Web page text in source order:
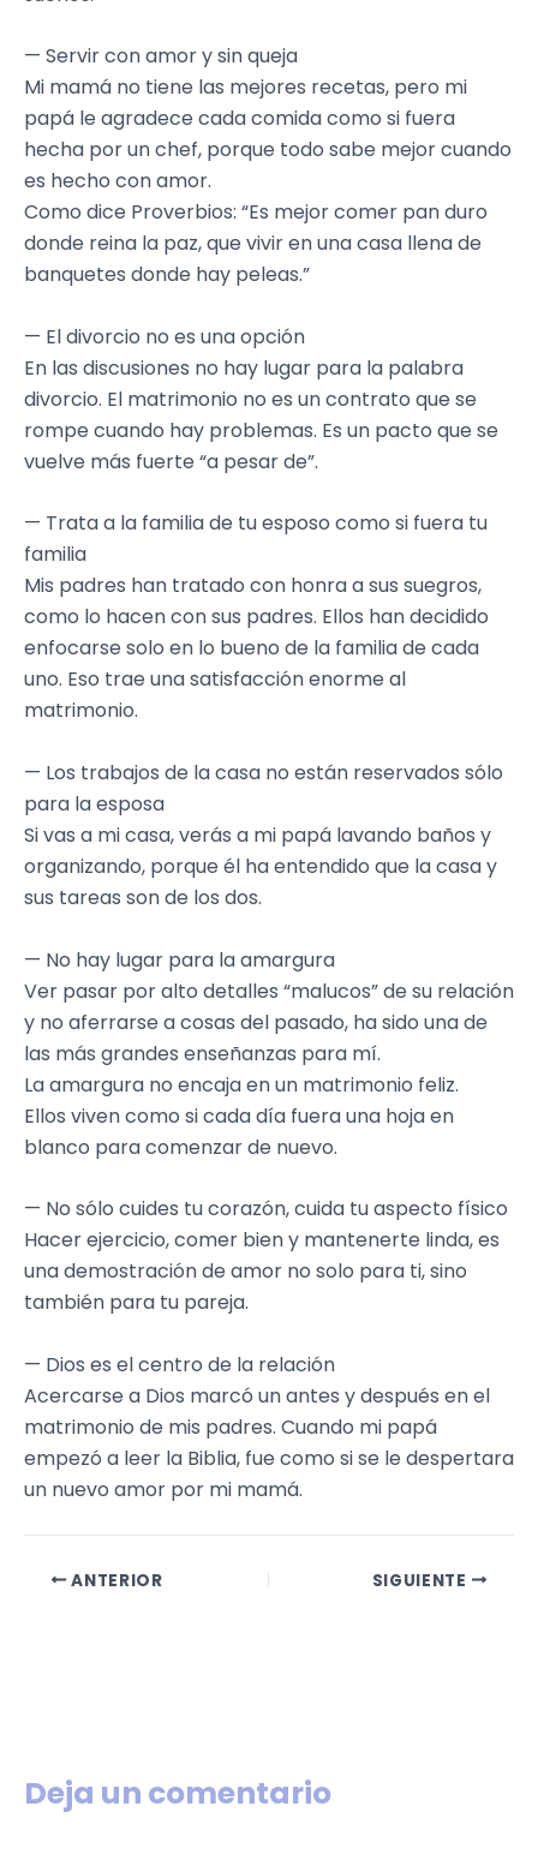
— Servir con amor y sin queja
Mi mamá no tiene las mejores recetas, pero mi
papá le agradece cada comida como si fuera
hecha por un chef, porque todo sabe mejor cuando
es hecho con amor.
Como dice Proverbios: “Es mejor comer pan duro
donde reina la paz, que vivir en una casa llena de
banquetes donde hay peleas.”
— El divorcio no es una opción
En las discusiones no hay lugar para la palabra
divorcio. El matrimonio no es un contrato que se
rompe cuando hay problemas. Es un pacto que se
vuelve más fuerte “a pesar de”.
— Trata a la familia de tu esposo como si fuera tu
familia
Mis padres han tratado con honra a sus suegros,
como lo hacen con sus padres. Ellos han decidido
enfocarse solo en lo bueno de la familia de cada
uno. Eso trae una satisfacción enorme al
matrimonio.
— Los trabajos de la casa no están reservados sólo
para la esposa
Si vas a mi casa, verás a mi papá lavando baños y
organizando, porque él ha entendido que la casa y
sus tareas son de los dos.
— No hay lugar para la amargura
Ver pasar por alto detalles “malucos” de su relación
y no aferrarse a cosas del pasado, ha sido una de
las más grandes enseñanzas para mí.
La amargura no encaja en un matrimonio feliz.
Ellos viven como si cada día fuera una hoja en
blanco para comenzar de nuevo.
— No sólo cuides tu corazón, cuida tu aspecto físico
Hacer ejercicio, comer bien y mantenerte linda, es
una demostración de amor no solo para ti, sino
también para tu pareja.
— Dios es el centro de la relación
Acercarse a Dios marcó un antes y después en el
matrimonio de mis padres. Cuando mi papá
empezó a leer la Biblia, fue como si se le despertara
un nuevo amor por mi mamá.
ANTERIOR SIGUIENTE
Deja un comentario